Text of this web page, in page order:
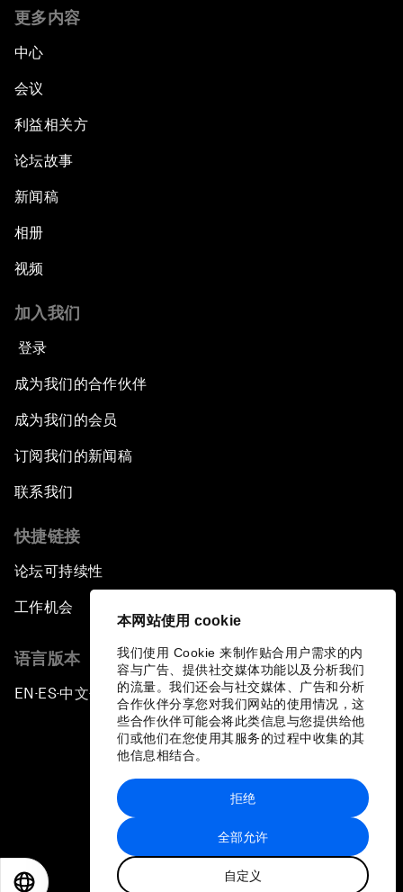
本网站使用 cookie
我们使用 Cookie 来制作贴合用户需求的内
容与广告、提供社交媒体功能以及分析我们
的流量。我们还会与社交媒体、广告和分析
合作伙伴分享您对我们网站的使用情况，这
些合作伙伴可能会将此类信息与您提供给他
们或他们在您使用其服务的过程中收集的其
他信息相结合。
全部允许
自定义
拒绝
Radically Reinventing Social Systems
Shaping Globalization 4.0
Automated Markets
Managing a Global Garbage Crisis
Plastic Pollution: An End in Sight?
Close Encounters with Jane Goodall and Skye
Trillion-Dollar Vision
Strategic Outlook on South Asia
Future Frontiers of Technology Control
Media Freedom in Crisis
Achieving a Single Market in Africa
A Conversation with Sir David Attenborough
and HRH The Duke of Cambridge
更多内容
中心
会议
利益相关方
论坛故事
新闻稿
相册
视频
加入我们
登录
成为我们的合作伙伴
成为我们的会员
订阅我们的新闻稿
联系我们
快捷链接
论坛可持续性
工作机会
语言版本
EN ▪ES▪中文▪ 日本語
站点地图
世界经济论坛